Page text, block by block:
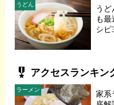
う
も
シピ
うどん
military_tech アクセスランキン
家系
ラーメン